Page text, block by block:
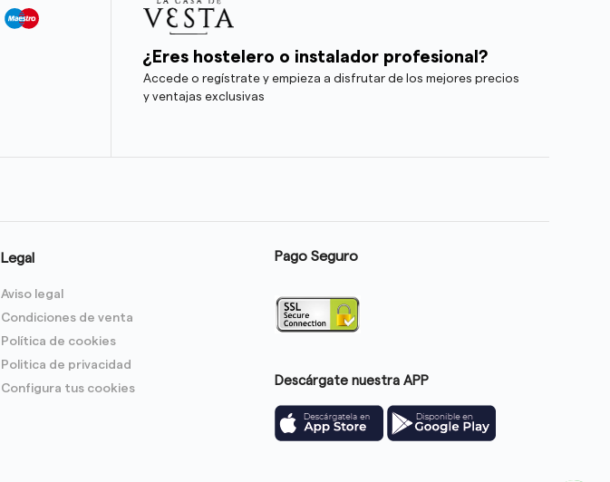
¿Eres hostelero o instalador profesional?
Accede o regístrate y empieza a disfrutar de los mejores precios
y ventajas exclusivas
Legal
Aviso legal
Condiciones de venta
Política de cookies
Politica de privacidad
Configura tus cookies
Pago Seguro
Descárgate nuestra APP